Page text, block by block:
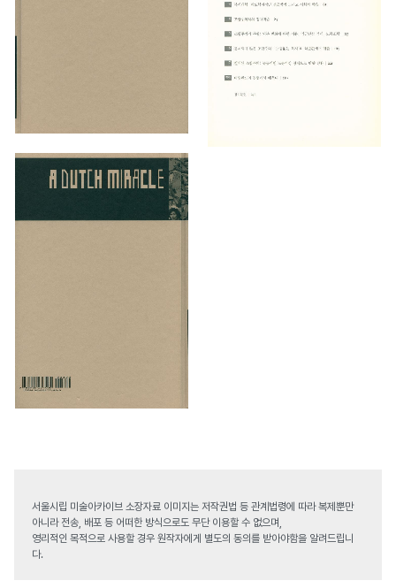
서울시립 미술아카이브 소장자료 이미지는 저작권법 등 관계법령에 따라 복제뿐만
아니라 전송, 배포 등 어떠한 방식으로도 무단 이용할 수 없으며,
영리적인 목적으로 사용할 경우 원작자에게 별도의 동의를 받아야함을 알려드립니
다.